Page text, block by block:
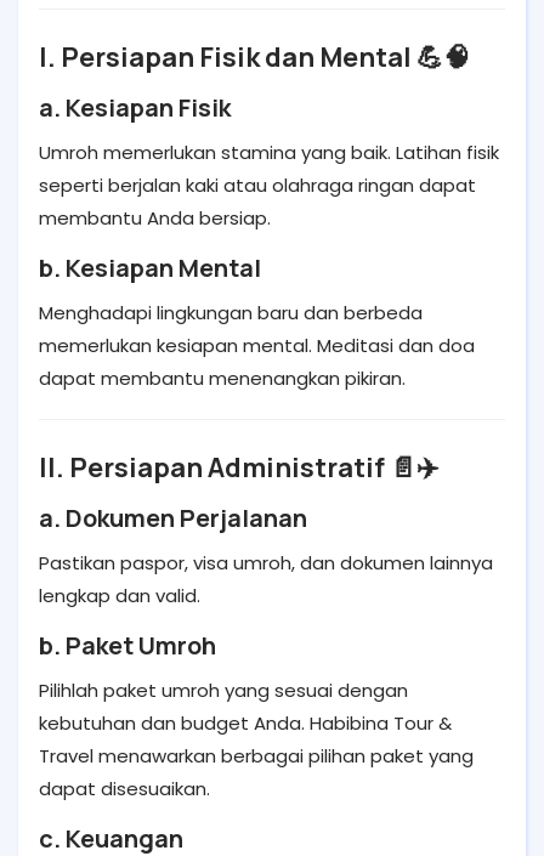
I. Persiapan Fisik dan Mental 💪🧠
a. Kesiapan Fisik
Umroh memerlukan stamina yang baik. Latihan fisik
seperti berjalan kaki atau olahraga ringan dapat
membantu Anda bersiap.
b. Kesiapan Mental
Menghadapi lingkungan baru dan berbeda
memerlukan kesiapan mental. Meditasi dan doa
dapat membantu menenangkan pikiran.
II. Persiapan Administratif 📄✈️
a. Dokumen Perjalanan
Pastikan paspor, visa umroh, dan dokumen lainnya
lengkap dan valid.
b. Paket Umroh
Pilihlah paket umroh yang sesuai dengan
kebutuhan dan budget Anda. Habibina Tour &
Travel menawarkan berbagai pilihan paket yang
dapat disesuaikan.
c. Keuangan